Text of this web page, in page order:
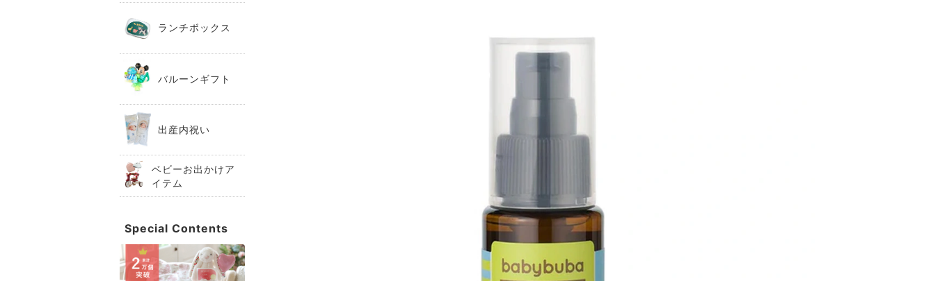
ランチボックス
バルーンギフト
出産内祝い
ベビーお出かけア
イテム
Special Contents